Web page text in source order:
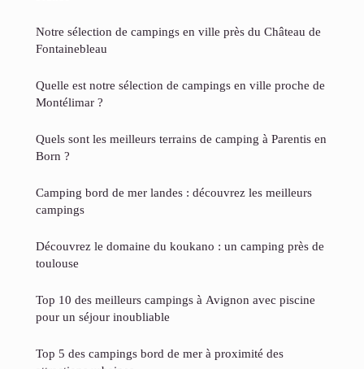
Notre sélection de campings en ville près du Château de
Fontainebleau
Quelle est notre sélection de campings en ville proche de
Montélimar ?
Quels sont les meilleurs terrains de camping à Parentis en
Born ?
Camping bord de mer landes : découvrez les meilleurs
campings
Découvrez le domaine du koukano : un camping près de
toulouse
Top 10 des meilleurs campings à Avignon avec piscine
pour un séjour inoubliable
Top 5 des campings bord de mer à proximité des